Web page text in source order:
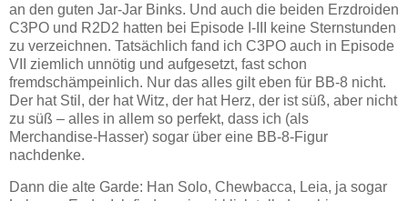
an den guten Jar-Jar Binks. Und auch die beiden Erzdroiden
C3PO und R2D2 hatten bei Episode I-III keine Sternstunden
zu verzeichnen. Tatsächlich fand ich C3PO auch in Episode
VII ziemlich unnötig und aufgesetzt, fast schon
fremdschämpeinlich. Nur das alles gilt eben für BB-8 nicht.
Der hat Stil, der hat Witz, der hat Herz, der ist süß, aber nicht
zu süß – alles in allem so perfekt, dass ich (als
Merchandise-Hasser) sogar über eine BB-8-Figur
nachdenke.
Dann die alte Garde: Han Solo, Chewbacca, Leia, ja sogar